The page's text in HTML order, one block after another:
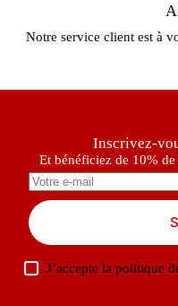
Notre service client est à
Inscrivez-
Et bénéficiez de 10%
J’accepte lapolitique